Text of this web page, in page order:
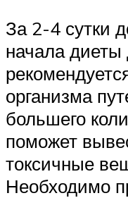
За 2-4 сутки
начала
организма
большего
поможет
токсичные
Необходимо